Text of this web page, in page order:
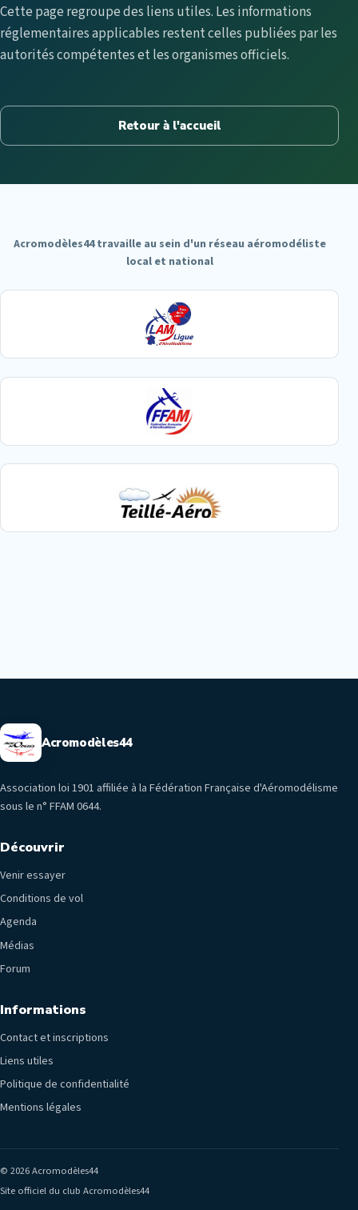
Cette page regroupe des liens utiles. Les informations
réglementaires applicables restent celles publiées par les
autorités compétentes et les organismes officiels.
Retour à l'accueil
Acromodèles44 travaille au sein d'un réseau aéromodéliste
local et national
Acromodèles44
Association loi 1901 affiliée à la Fédération Française d'Aéromodélisme
sous le n° FFAM 0644.
Découvrir
Venir essayer
Conditions de vol
Agenda
Médias
Forum
Informations
Contact et inscriptions
Liens utiles
Politique de confidentialité
Mentions légales
© 2026 Acromodèles44
Site officiel du club Acromodèles44